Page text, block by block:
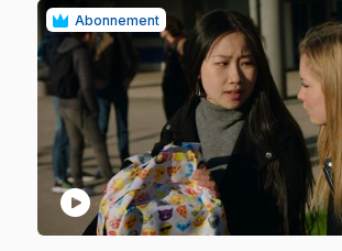
Abonnement
play_circle